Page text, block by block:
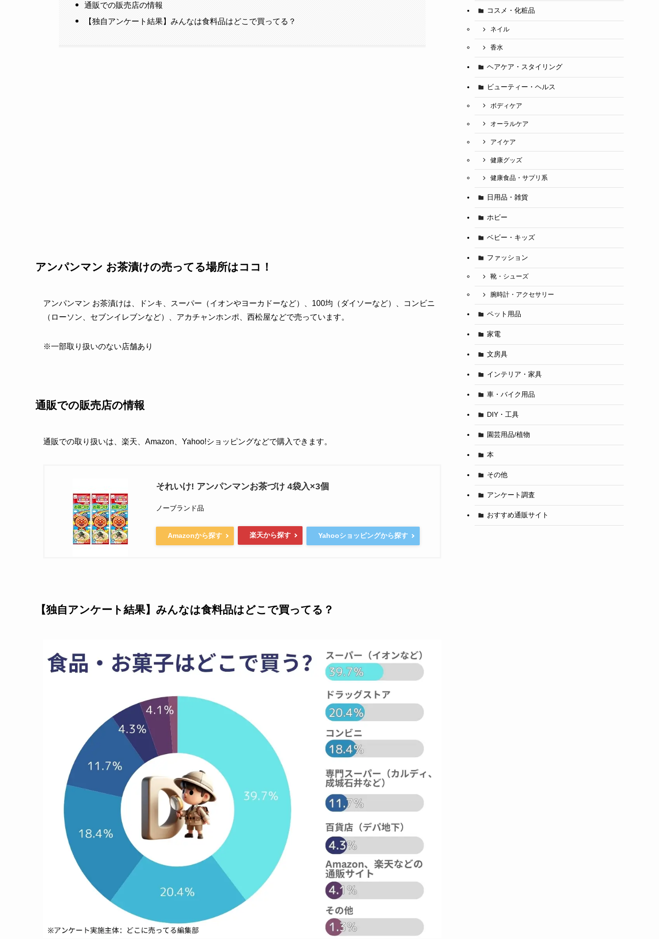
通販での販売店の情報
【独自アンケート結果】みんなは食料品はどこで買ってる？
アンパンマン お茶漬けの売ってる場所はココ！
アンパンマン お茶漬けは、ドンキ、スーパー（イオンやヨーカドーなど）、100均（ダイソーなど）、コンビニ
（ローソン、セブンイレブンなど）、アカチャンホンポ、西松屋などで売っています。
※一部取り扱いのない店舗あり
通販での販売店の情報
通販での取り扱いは、楽天、Amazon、Yahoo!ショッピングなどで購入できます。
それいけ! アンパンマンお茶づけ 4袋入×3個
ノーブランド品
Amazonから探す 楽天から探す Yahooショッピングから探す
【独自アンケート結果】みんなは食料品はどこで買ってる？
コスメ・化粧品
ネイル
香水
ヘアケア・スタイリング
ビューティー・ヘルス
ボディケア
オーラルケア
アイケア
健康グッズ
健康食品・サプリ系
日用品・雑貨
ホビー
ベビー・キッズ
ファッション
靴・シューズ
腕時計・アクセサリー
ペット用品
家電
文房具
インテリア・家具
車・バイク用品
DIY・工具
園芸用品/植物
本
その他
アンケート調査
おすすめ通販サイト